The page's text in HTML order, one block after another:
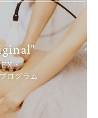
EX・
ログラム